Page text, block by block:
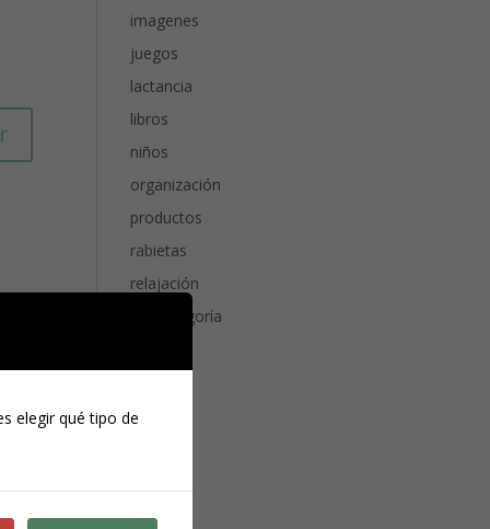
imagenes
juegos
lactancia
libros
niños
organización
productos
rabietas
relajación
Sin categoría
elegir qué tipo de